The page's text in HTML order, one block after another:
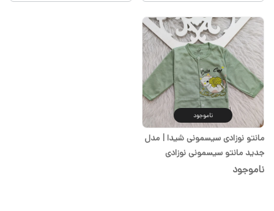
ناموجود
مانتو نوزادی سیسمونی شیدا | مدل
جدید مانتو سیسمونی نوزادی
دخترانه و پسرانه سایز ۱ تا ۳ پنبه
ناموجود